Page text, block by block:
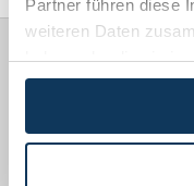
Partner führen diese
weiteren Daten
haben oder die sie
gesammelt haben.
Checkliste: Gewerbeanm.
Rechtsanwälte
PICCOLRUAZ